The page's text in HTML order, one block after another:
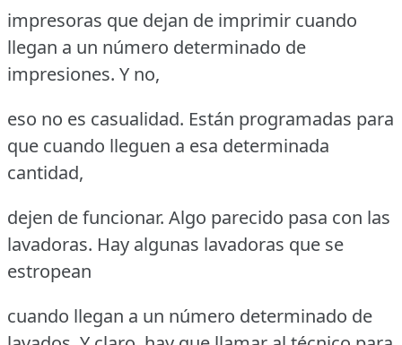
impresoras que dejan de imprimir cuando
llegan a un número determinado de
impresiones. Y no,
eso no es casualidad. Están programadas para
que cuando lleguen a esa determinada
cantidad,
dejen de funcionar. Algo parecido pasa con las
lavadoras. Hay algunas lavadoras que se
estropean
cuando llegan a un número determinado de